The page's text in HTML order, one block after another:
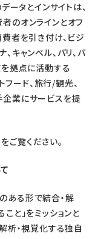
ータとインサイトは、
のオンラインとオフ
者を引き付け、ビジ
キャンベル、パリ、バ
を拠点に活動する
フード、旅行/観光、
企業にサービスを提
をご覧ください。
ある形で結合・解
と」をミッションと
析・視覚化する独自